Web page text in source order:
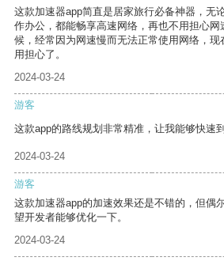
这款加速器app简直是居家旅行必备神器，无
作办公，都能畅享高速网络，再也不用担心
候，经常因为网速慢而无法正常使用网络，现
用担心了。
2024-03-24
游客
这款app的路线规划非常精准，让我能够快速
2024-03-24
游客
这款加速器app的加速效果还是不错的，但偶
望开发者能够优化一下。
2024-03-24